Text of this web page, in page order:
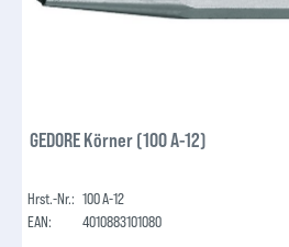
GEDORE Körner (100 A-12)
Hrst.-Nr.: 100 A-12
EAN:
4010883101080